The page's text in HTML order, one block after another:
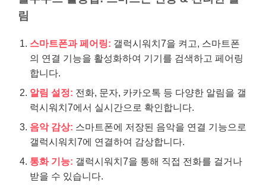
림
스마트폰과 페어링: 갤럭시워치7을 켜고, 스마트폰
의 연결 기능을 활성화하여 기기를 검색하고 페어링
합니다.
알림 설정: 전화, 문자, 카카오톡 등 다양한 알림을 갤
럭시워치7에서 실시간으로 확인합니다.
음악 감상: 스마트폰에 저장된 음악을 연결 기능으로
갤럭시워치7에 연결하여 감상합니다.
통화 기능: 갤럭시워치7을 통해 직접 전화를 걸거나
받을 수 있습니다.